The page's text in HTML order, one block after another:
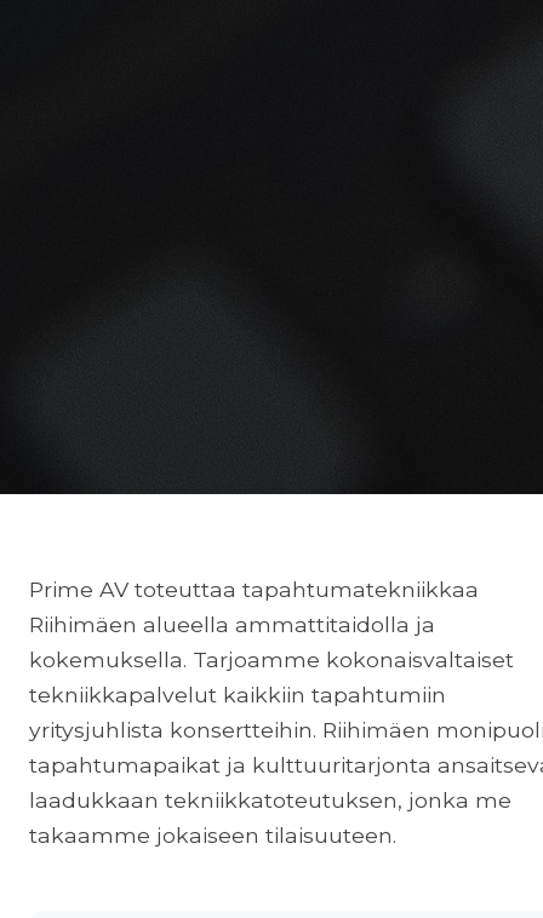
Prime AV toteuttaa tapahtumatekniikkaa
Riihimäen alueella ammattitaidolla ja
kokemuksella. Tarjoamme kokonaisvaltaiset
tekniikkapalvelut kaikkiin tapahtumiin
yritysjuhlista konsertteihin. Riihimäen
tapahtumapaikat ja kulttuuritarjonta
laadukkaan tekniikkatoteutuksen, jonka me
takaamme jokaiseen tilaisuuteen.